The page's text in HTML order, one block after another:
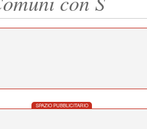
SPAZIO PUBBLICITARIO